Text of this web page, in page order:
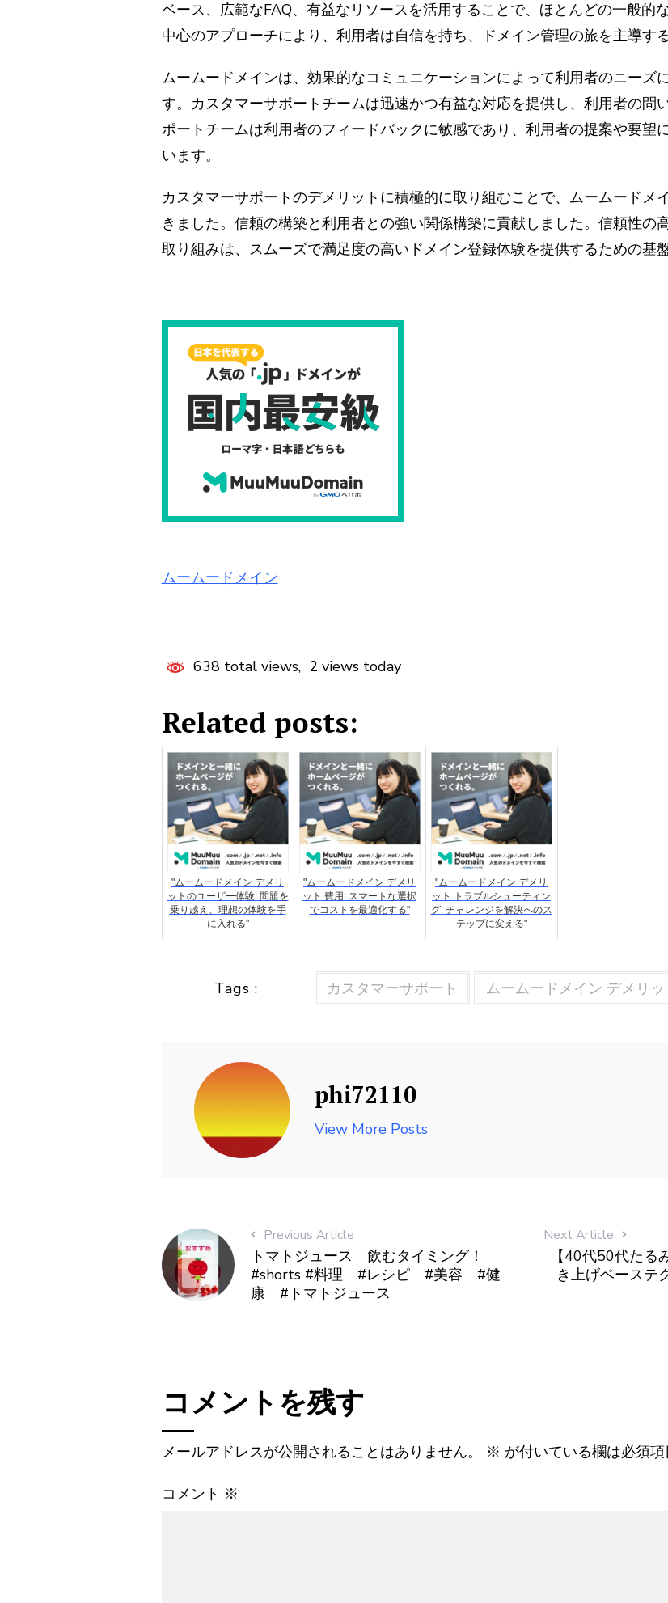
ベース、広範なFAQ、有益なリソースを活用することで、ほとんどの一般的
中心のアプローチにより、利用者は自信を持ち、ドメイン管理の旅を主導す
ムームードメインは、効果的なコミュニケーションによって利用者のニーズ
す。カスタマーサポートチームは迅速かつ有益な対応を提供し、利用者の問
ポートチームは利用者のフィードバックに敏感であり、利用者の提案や要望
います。
カスタマーサポートのデメリットに積極的に取り組むことで、ムームードメ
きました。信頼の構築と利用者との強い関係構築に貢献しました。信頼性の
取り組みは、スムーズで満足度の高いドメイン登録体験を提供するための基
ムームードメイン
638 total views, 2 views today
Related posts:
"ムームードメイン デメリ
ットのユーザー体験: 問題を
乗り越え、理想の体験を手
に入れる"
"ムームードメイン デメリ
ット 費用: スマートな選択
でコストを最適化する"
"ムームードメイン デメリ
ット トラブルシューティン
グ: チャレンジを解決へのス
テップに変える"
Tags : カスタマーサポート ムームードメイン デメリッ
phi72110
View More Posts
Previous Article
トマトジュース 飲むタイミング！
#shorts #料理 #レシピ #美容 #健
康 #トマトジュース
Next Article
【40代50代たる
き上げベーステ
コメントを残す
メールアドレスが公開されることはありません。 ※ が付いている欄は必須
コメント ※